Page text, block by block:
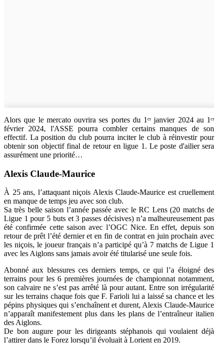
Alors que le mercato ouvrira ses portes du 1ᵉʳ janvier 2024 au 1ᵉʳ
février 2024, l'ASSE pourra combler certains manques de son
effectif. La position du club pourra inciter le club à réinvestir pour
obtenir son objectif final de retour en ligue 1. Le poste d'ailier sera
assurément une priorité…
Alexis Claude-Maurice
À 25 ans, l’attaquant niçois Alexis Claude-Maurice est cruellement
en manque de temps jeu avec son club.
Sa très belle saison l’année passée avec le RC Lens (20 matchs de
Ligue 1 pour 5 buts et 3 passes décisives) n’a malheureusement pas
été confirmée cette saison avec l’OGC Nice. En effet, depuis son
retour de prêt l’été dernier et en fin de contrat en juin prochain avec
les niçois, le joueur français n’a participé qu’à 7 matchs de Ligue 1
avec les Aiglons sans jamais avoir été titularisé une seule fois.
Abonné aux blessures ces derniers temps, ce qui l’a éloigné des
terrains pour les 6 premières journées de championnat notamment,
son calvaire ne s’est pas arrêté là pour autant. Entre son irrégularité
sur les terrains chaque fois que F. Farioli lui a laissé sa chance et les
pépins physiques qui s’enchaînent et durent, Alexis Claude-Maurice
n’apparaît manifestement plus dans les plans de l’entraîneur italien
des Aiglons.
De bon augure pour les dirigeants stéphanois qui voulaient déjà
l’attirer dans le Forez lorsqu’il évoluait à Lorient en 2019.